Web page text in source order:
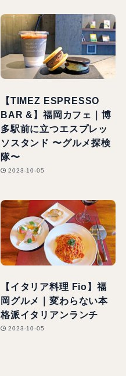
【TIMEZ ESPRESSO
BAR &】福岡カフェ｜博
多駅前に立つエスプレッ
ソスタンド 〜グルメ探検
隊〜
2023-10-05
【イタリア料理 Fio】福
岡グルメ｜変わらない本
格派イタリアンランチ
2023-10-05